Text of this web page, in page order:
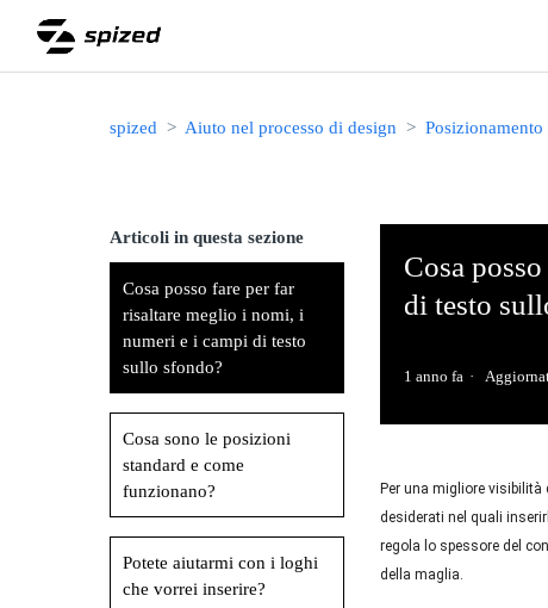
spized Aiuto nel processo di design
Articoli in questa sezione
Cosa posso fare per far
risaltare meglio i nomi, i
numeri e i campi di testo
sullo sfondo?
Cosa sono le posizioni
standard e come
funzionano?
Potete aiutarmi con i loghi
che vorrei inserire?
Cosa
di testo
1 anno fa
Per una migliore
desiderati nel quali
regola lo spessore del
della maglia.